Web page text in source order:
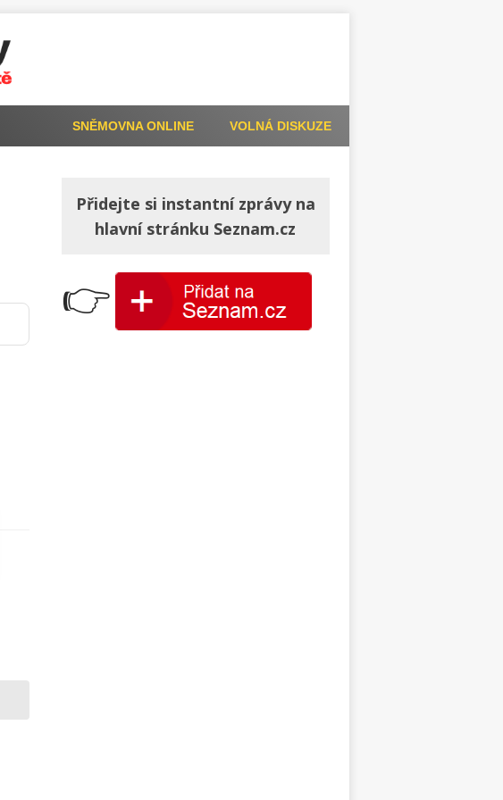
VOLNÁ DISKUZE
SNĚMOVNA ONLINE
Přidejte si instantní zprávy na
hlavní stránku Seznam.cz
👉